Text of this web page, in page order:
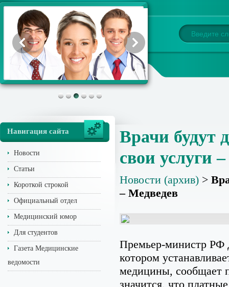
Навигация сайта
Новости
Статьи
Короткой строкой
Официальный отдел
Медицинский юмор
Для студентов
Газета Медицинские
ведомости
Врачи будут
свои услуги
Новости (архив) >
– Медведев
Премьер-министр РФ
котором
медицины, сообщает
значится, что